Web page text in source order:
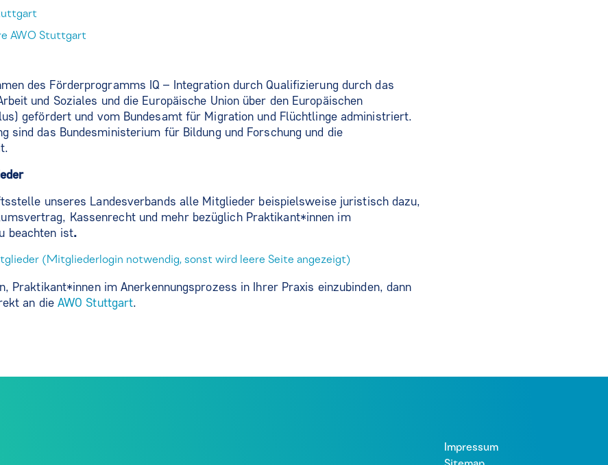
AWO Stuttgart
des Förderprogramms IQ – Integration durch Qualifizierung durch das
und Soziales und die Europäische Union über den Europäischen
gefördert und vom Bundesamt für Migration und Flüchtlinge administriert.
sind das Bundesministerium für Bildung und Forschung und die
unseres Landesverbands alle Mitglieder beispielsweise juristisch dazu,
Kassenrecht und mehr bezüglich Praktikant*innen im
beachten ist.
(Mitgliederlogin notwendig, sonst wird leere Seite angezeigt)
Praktikant*innen im Anerkennungsprozess in Ihrer Praxis einzubinden, dann
an die AWO Stuttgart.
Impressum